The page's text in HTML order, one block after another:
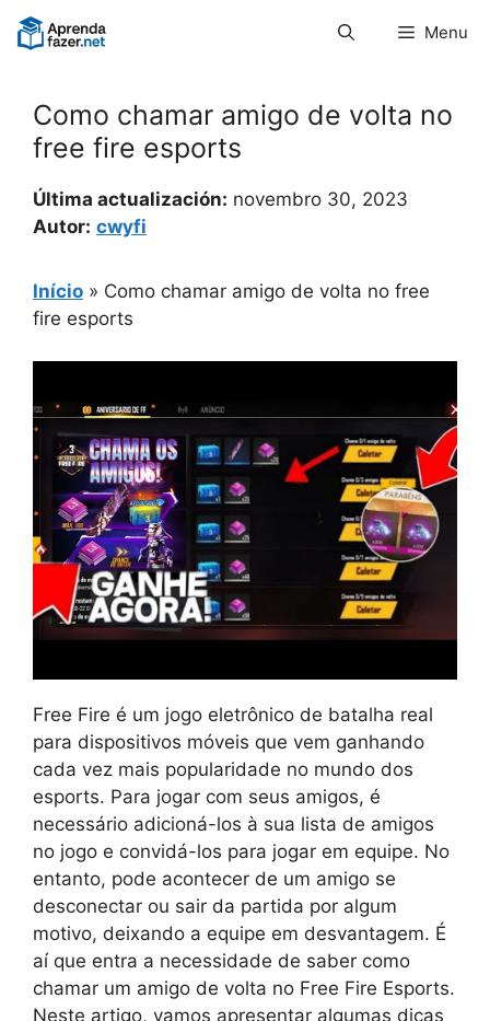
Pular
para
Menu
Como chamar amigo de volta no
free fire esports
Última actualización: novembro 30, 2023
Autor: cwyfi
Início » Como chamar amigo de volta no free
fire esports
Free Fire é um jogo eletrônico de batalha real
para dispositivos móveis que vem ganhando
cada vez mais popularidade no mundo dos
esports. Para jogar com seus amigos, é
necessário adicioná-los à sua lista de amigos
no jogo e convidá-los para jogar em equipe. No
entanto, pode acontecer de um amigo se
desconectar ou sair da partida por algum
motivo, deixando a equipe em desvantagem. É
aí que entra a necessidade de saber como
chamar um amigo de volta no Free Fire Esports.
Neste artigo, vamos apresentar algumas dicas